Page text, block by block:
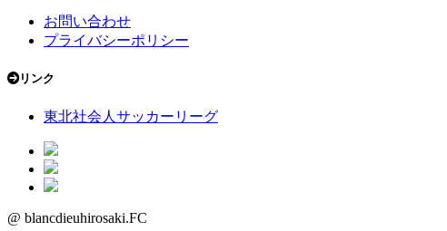
お問い合わせ
プライバシーポリシー
リンク
東北社会人サッカーリーグ
@ blancdieuhirosaki.FC